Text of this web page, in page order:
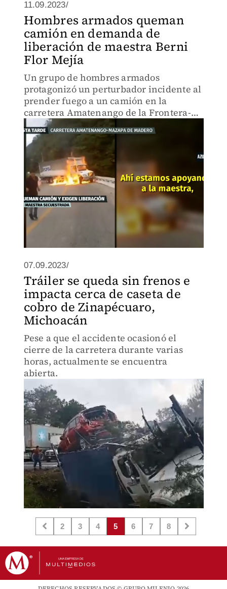
11.09.2023/
Hombres armados queman
camión en demanda de
liberación de maestra Berni
Flor Mejía
Un grupo de hombres armados
protagonizó un perturbador incidente al
prender fuego a un camión en la
carretera Amatenango de la Frontera-
Mazapa de Madero como parte de su
exigencia de la liberación de la maestra
Berni Flor Mejía.
07.09.2023/
Tráiler se queda sin frenos e
impacta cerca de caseta de
cobro de Zinapécuaro,
Michoacán
Pese a que el accidente ocasionó el
cierre de la carretera durante varias
horas, actualmente se encuentra
abierta.
2 3 4 5 6 7 8